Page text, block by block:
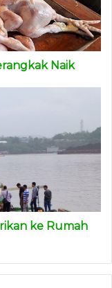
telah
kami, memang
kata dia.
Subur Rejeki
granula. Dan,
pupuk
5 kg.
maka hanya
Naik
ke Rumah